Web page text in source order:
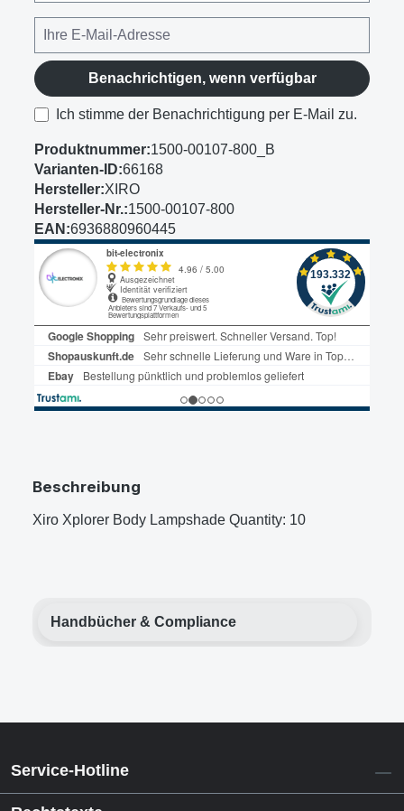
Benachrichtigen, wenn verfügbar
Ich stimme der Benachrichtigung per E-Mail zu.
Produktnummer:1500-00107-800_B
Varianten-ID:66168
Hersteller:XIRO
Hersteller-Nr.:1500-00107-800
EAN:6936880960445
Beschreibung
Xiro Xplorer Body Lampshade Quantity: 10
Handbücher & Compliance
Service-Hotline